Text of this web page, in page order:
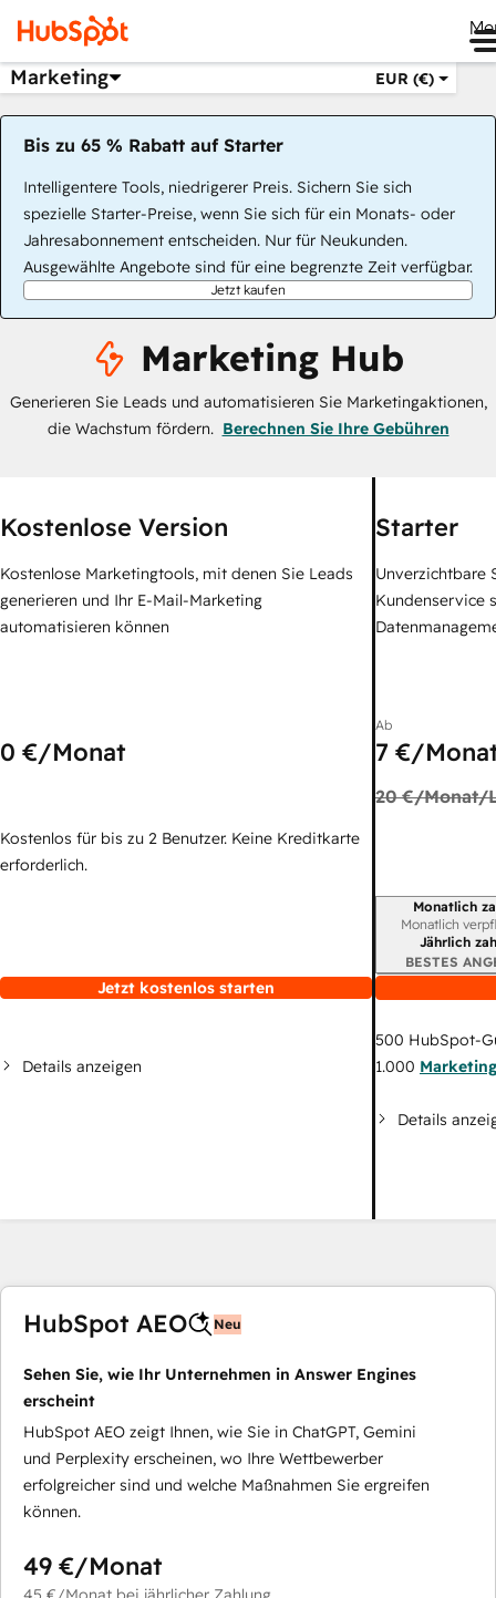
Marketing EUR (€)
Bis zu 65 % Rabatt auf Starter
Intelligentere Tools, niedrigerer Preis. Sichern Sie sich
spezielle Starter-Preise, wenn Sie sich für ein Monats- oder
Jahresabonnement entscheiden. Nur für Neukunden.
Ausgewählte Angebote sind für eine begrenzte Zeit verfügbar.
Jetzt kaufen
Marketing Hub
Generieren Sie Leads und automatisieren Sie Marketingaktionen,
die Wachstum fördern. Berechnen Sie Ihre Gebühren
Kostenlose Version
Kostenlose Marketingtools, mit denen Sie Leads
generieren und Ihr E-Mail-Marketing
automatisieren können
0 €/Monat
Kostenlos für bis zu 2 Benutzer. Keine Kreditkarte
erforderlich.
Jetzt kostenlos starten
Details anzeigen
Starter
Unverzichtbare
Kundenservice
Ab
7 €/
20 €/Monat/
Monatlich
Monatlich
Jährlich
BESTES
500 HubSpot-
1.000
Details
HubSpot AEO Neu
Sehen Sie, wie Ihr Unternehmen in Answer Engines
erscheint
HubSpot AEO zeigt Ihnen, wie Sie in ChatGPT, Gemini
und Perplexity erscheinen, wo Ihre Wettbewerber
erfolgreicher sind und welche Maßnahmen Sie ergreifen
können.
49 €/Monat